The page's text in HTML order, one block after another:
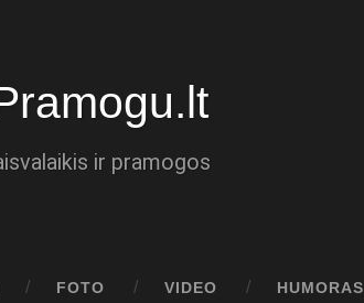
ir pramogos
FOTO VIDEO HUMORAS